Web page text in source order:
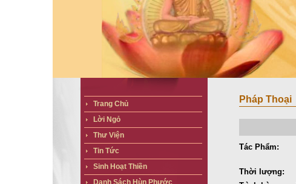
Trang Chủ
Lời Ngỏ
Thư Viện
Tin Tức
Sinh Hoạt Thiền
Danh Sách Hùn Phước
Pháp Thoại
Tác Phẩm:
Thời lượng: